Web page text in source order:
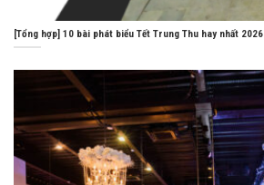
[Tổng hợp] 10 bài phát biểu Tết Trung Thu hay nhất 2026